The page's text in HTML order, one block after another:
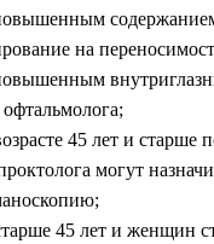
на
45 лет и старше
могут
45 лет и женщин